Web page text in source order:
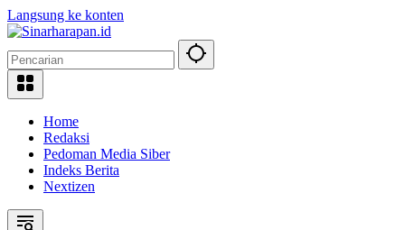
Langsung ke konten
Home
Redaksi
Pedoman Media Siber
Indeks Berita
Nextizen